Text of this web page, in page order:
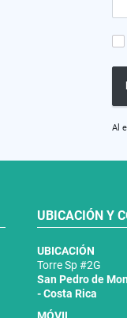
Al
UBICACIÓN Y
UBICACIÓN
Torre Sp #2G
San Pedro de
- Costa Rica